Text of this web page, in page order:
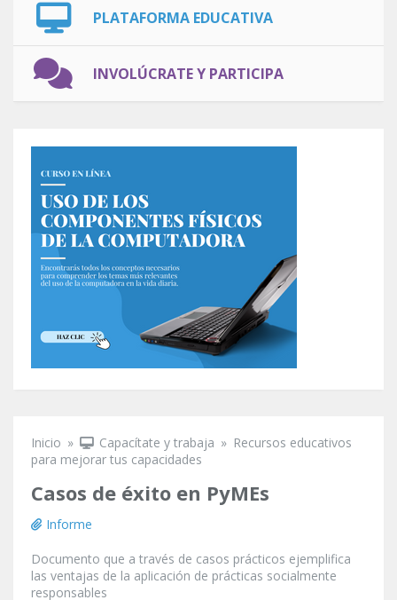
PLATAFORMA EDUCATIVA
INVOLÚCRATE Y PARTICIPA
Se encuentra usted aquí
Inicio » Capacítate y trabaja » Recursos educativos
para mejorar tus capacidades
Casos de éxito en PyMEs
Informe
Documento que a través de casos prácticos ejemplifica
las ventajas de la aplicación de prácticas socialmente
responsables